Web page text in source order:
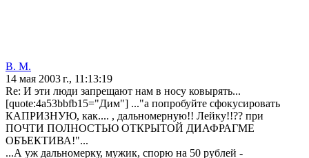
В. М.
14 мая 2003 г., 11:13:19
Re: И эти люди запрещают нам в носу ковырять...
[quote:4a53bbfb15="Дим"] ..."а попробуйте сфокусировать
КАПРИЗНУЮ, как.... , дальномерную!! Лейку!!?? при
ПОЧТИ ПОЛНОСТЬЮ ОТКРЫТОЙ ДИАФРАГМЕ
ОБЪЕКТИВА!"...
...А уж дальномерку, мужик, спорю на 50 рублей -